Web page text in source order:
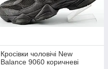
Кросівки чоловічі New
Balance 9060 коричневі